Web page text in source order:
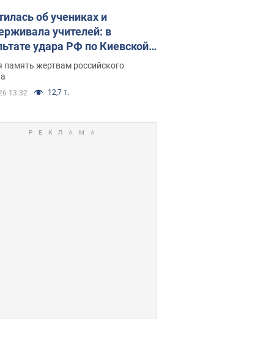
об учениках и
учителей: в
удара РФ по Киевской
погибли директор
лицея, её муж и внук
память жертвам российского
13:32 12,7 т.